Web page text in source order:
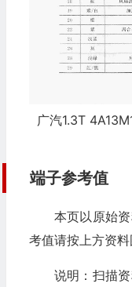
广汽1.3T
端子参考值
本页以原始
考值请按上方资料
说明：扫描